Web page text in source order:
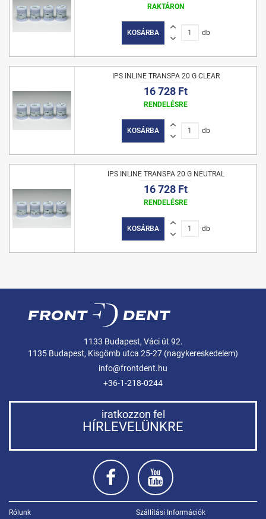
RAKTÁRON
KOSÁRBA db
IPS INLINE TRANSPA 20 G CLEAR
16 728 Ft
RENDELÉSRE
KOSÁRBA db
IPS INLINE TRANSPA 20 G NEUTRAL
16 728 Ft
RENDELÉSRE
KOSÁRBA db
1133 Budapest, Váci út 92.
1135 Budapest, Kisgömb utca 25-27 (nagykereskedelem)
info@frontdent.hu
+36-1-218-0244
iratkozzon fel
HÍRLEVELÜNKRE
Rólunk Szállítási Információk